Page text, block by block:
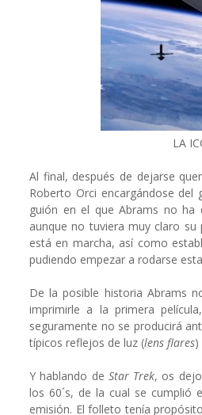
LA
Al final, después de dejarse
Roberto Orci encargándose
guión en el que Abrams no
aunque no tuviera muy claro
está en marcha, así como
pudiendo empezar a rodarse
De la posible historia Abrams
imprimirle a la primera
seguramente no se producirá
típicos reflejos de luz (lens flares)
Y hablando de Star Trek, os
los 60´s, de la cual se cumplió
emisión. El folleto tenía